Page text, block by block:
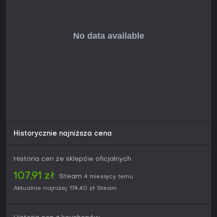
Historycznie najniższa cena
Historia cen ze sklepów oficjalnych
107,91 zł Steam 4 miesięcy temu
Aktualnie najniżej: 174,40 zł Steam